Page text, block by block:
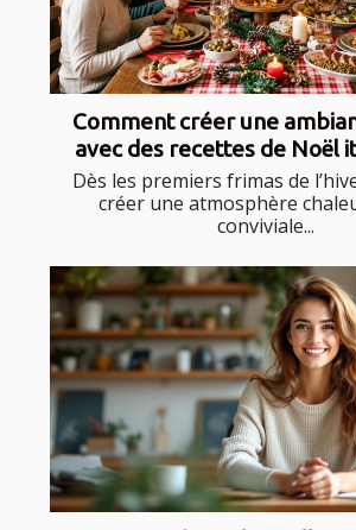
Comment créer une
avec des recettes de Noël
Dès les premiers frimas de
créer une atmosphère
conviviale...